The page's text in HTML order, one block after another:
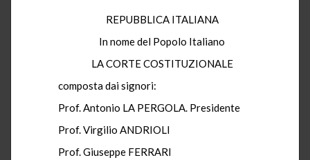
REPUBBLICA ITALIANA
In nome del Popolo Italiano
LA CORTE COSTITUZIONALE
composta dai signori:
Prof. Antonio LA PERGOLA. Presidente
Prof. Virgilio ANDRIOLI
Prof. Giuseppe FERRARI